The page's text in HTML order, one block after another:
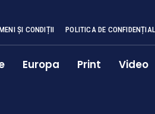
ȘI CONDIȚII POLITICA DE
Europa Print Video